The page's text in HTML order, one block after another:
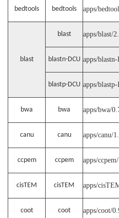
bedtools bedtools apps/
blast
blast apps/blast/
blastn-DCU apps/
blastp-DCU apps/
bwa bwa apps/bwa/
canu canu apps/canu/
ccpem ccpem apps/
cisTEM cisTEM apps/
coot coot apps/coot/